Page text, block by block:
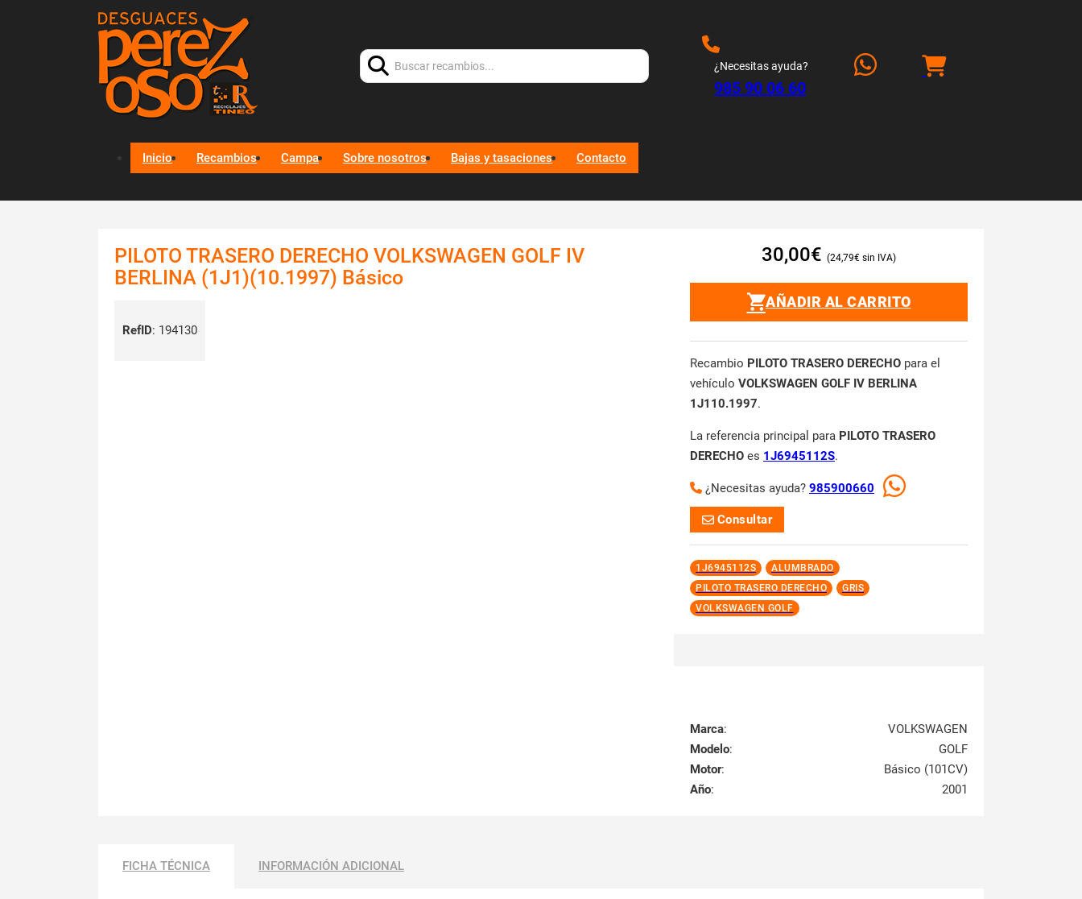
Buscar:
¿Necesitas ayuda?
985 90 06 60
Inicio Recambios Campa Sobre nosotros Bajas y tasaciones Contacto
PILOTO TRASERO DERECHO VOLKSWAGEN GOLF IV
BERLINA (1J1)(10.1997) Básico
RefID: 194130
30,00€ 24,79€
AÑADIR AL CARRITO
Recambio PILOTO TRASERO DERECHO para el
vehículo VOLKSWAGEN GOLF IV BERLINA
1J110.1997.
La referencia principal para PILOTO TRASERO
DERECHO es 1J6945112S.
¿Necesitas ayuda? 985900660
Consultar
1J6945112S
ALUMBRADO
PILOTO TRASERO DERECHO
GRIS
VOLKSWAGEN GOLF
Marca:
VOLKSWAGEN
Modelo:
GOLF
Motor:
Básico (101CV)
Año: 2001
FICHA TÉCNICA INFORMACIÓN ADICIONAL